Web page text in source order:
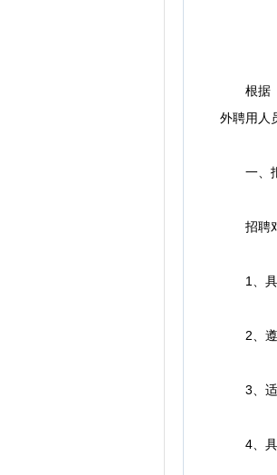
根据《
外聘用人
一、报
招聘对
1、具
2、遵
3、适
4、具